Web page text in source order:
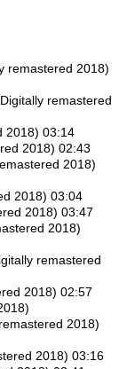
remastered 2018)
remastered
2018) 03:14
2018) 02:43
2018)
2018) 03:04
2018) 03:47
2018)
remastered
2018) 02:57
2018)
2018) 03:16